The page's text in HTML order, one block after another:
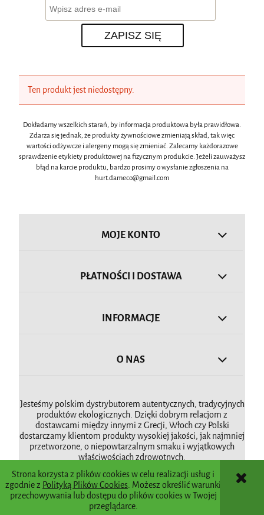
Strona korzysta z plików cookies w celu realizacji usług i
zgodnie z Polityką Plików Cookies. Możesz określić warunki
przechowywania lub dostępu do plików cookies w Twojej
przeglądarce.
ZAPISZ SIĘ
Ten produkt jest niedostępny.
Dokładamy wszelkich starań, by informacja produktowa była prawidłowa.
Zdarza się jednak, że produkty żywnościowe zmieniają skład, tak więc
wartości odżywcze i alergeny mogą się zmieniać. Zalecamy każdorazowe
sprawdzenie etykiety produktowej na fizycznym produkcie. Jeżeli zauważysz
błąd na karcie produktu, bardzo prosimy o wysłanie zgłoszenia na
hurt.dameco@gmail.com
MOJE KONTO
PŁATNOŚCI I DOSTAWA
INFORMACJE
O NAS
Jesteśmy polskim dystrybutorem autentycznych, tradycyjnych
produktów ekologicznych. Dzięki dobrym relacjom z
dostawcami między innymi z Grecji, Włoch czy Polski
dostarczamy klientom produkty wysokiej jakości, jak najmniej
przetworzone, o niepowtarzalnym smaku i wyjątkowych
właściwościach zdrowotnych.
POKAŻ PEŁNĄ WERSJĘ STRONY